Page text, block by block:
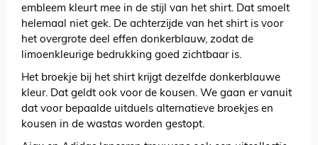
embleem kleurt mee in de stijl van het shirt. Dat smoelt
helemaal niet gek. De achterzijde van het shirt is voor
het overgrote deel effen donkerblauw, zodat de
limoenkleurige bedrukking goed zichtbaar is.
Het broekje bij het shirt krijgt dezelfde donkerblauwe
kleur. Dat geldt ook voor de kousen. We gaan er vanuit
dat voor bepaalde uitduels alternatieve broekjes en
kousen in de wastas worden gestopt.